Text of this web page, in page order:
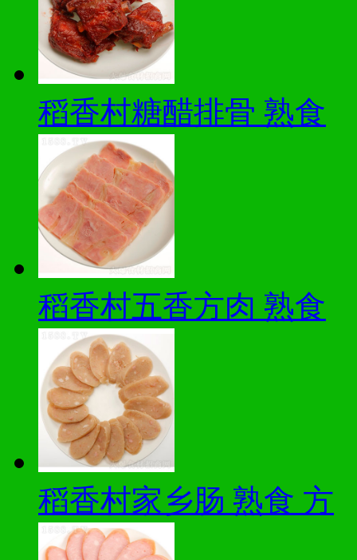
稻香村糖醋排骨 熟食
稻香村五香方肉 熟食
稻香村家乡肠 熟食 方